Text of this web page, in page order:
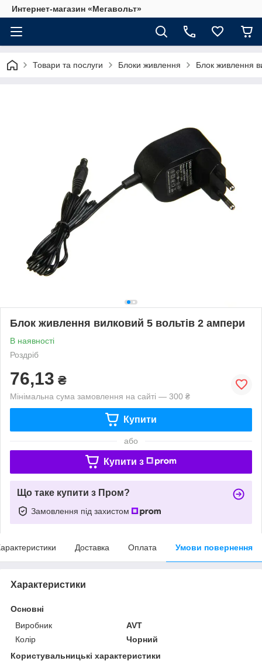
Интернет-магазин «Мегавольт»
Товари та послуги Блоки живлення Блок живлення
Блок живлення вилковий 5 вольтів 2 ампери
В наявності
Роздріб
76,13 ₴
Мінімальна сума замовлення на сайті — 300 ₴
Купити
або
Купити з
Що таке купити з Пром?
Замовлення під захистом
Доставка Оплата Умови повернення
Характеристики
Основні
Виробник
AVT
Колір
Чорний
Користувальницькі характеристики